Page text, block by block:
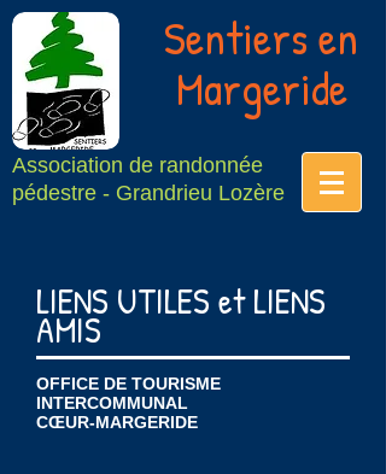
Sentiers en
Margeride
Association de randonnée
pédestre - Grandrieu Lozère
LIENS UTILES et LIENS
AMIS
OFFICE DE TOURISME
INTERCOMMUNAL
CŒUR-MARGERIDE